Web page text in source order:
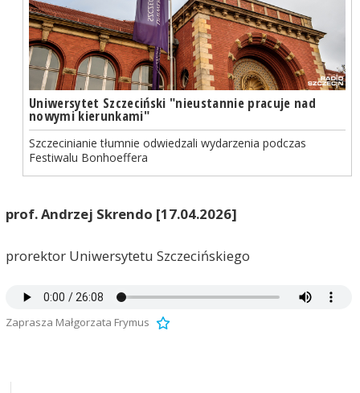
Uniwersytet Szczeciński "nieustannie pracuje nad
nowymi kierunkami"
Szczecinianie tłumnie odwiedzali wydarzenia podczas
Festiwalu Bonhoeffera
prof. Andrzej Skrendo [17.04.2026]
prorektor Uniwersytetu Szczecińskiego
Zaprasza Małgorzata Frymus